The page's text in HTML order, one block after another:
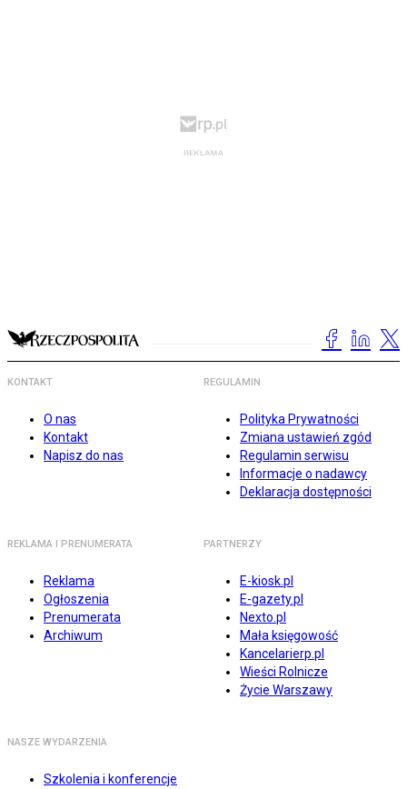
KONTAKT
O nas
Kontakt
Napisz do nas
REGULAMIN
Polityka Prywatności
Zmiana ustawień zgód
Regulamin serwisu
Informacje o nadawcy
Deklaracja dostępności
REKLAMA I PRENUMERATA
Reklama
Ogłoszenia
Prenumerata
Archiwum
PARTNERZY
E-kiosk.pl
E-gazety.pl
Nexto.pl
Mała księgowość
Kancelarierp.pl
Wieści Rolnicze
Życie Warszawy
NASZE WYDARZENIA
Szkolenia i konferencje